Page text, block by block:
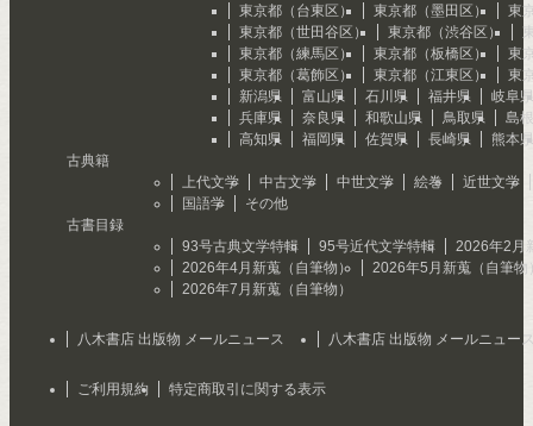
東京都（台東区）
東京都（墨田区）
東
東京都（世田谷区）
東京都（渋谷区）
東京都（練馬区）
東京都（板橋区）
東
東京都（葛飾区）
東京都（江東区）
東
新潟県
富山県 石川県 福井県
岐阜県
兵庫県
奈良県 和歌山県 鳥取県
島
高知県
福岡県 佐賀県 長崎県
熊本県
古典籍
上代文学
中古文学 中世文学 絵巻
近世文学
国語学
その他
古書目録
93号古典文学特輯
95号近代文学特輯
2026年2月
2026年4月新蒐（自筆物）
2026年5月新蒐（自筆物
2026年7月新蒐（自筆物）
八木書店 出版物 メールニュース 八木書店 出版物 メールニュー
ご利用規約 特定商取引に関する表示